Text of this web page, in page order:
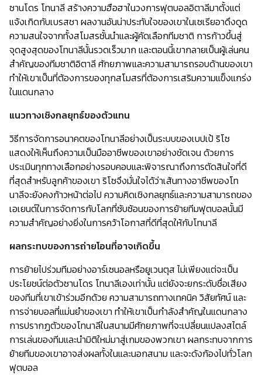
ซานโดร โทนาลี สร้างความฮือฮาในวงการฟุตบอลอิตาลีมาตั้งแต่
แจ้งเกิดกับเบรสชา ผลงานอันน่าประทับใจของเขาในเซเรียอาดึงดูด
ความสนใจจากทั้งสโมสรชั้นนำและผู้คัดเลือกทีมชาติ การก้าวขึ้นสู่
จุดสูงสุดของโทนาลีนั้นรวดเร็วมาก และตอนนี้เขากลายเป็นผู้เล่นคน
สำคัญของทีมชาติอิตาลี ศักยภาพและความสามารถรอบด้านของเขา
ทำให้เขาเป็นที่ต้องการของทุกสโมสรที่ต้องการเสริมความแข็งแกร่ง
ในแดนกลาง
แนวทางเชิงกลยุทธ์ของตัวแทน
วิธีการจัดการอนาคตของโทนาลีอย่างเป็นระบบของเบปเป้ ริโซ
แสดงให้เห็นถึงความเป็นมืออาชีพของเขาอย่างชัดเจน ด้วยการ
ประเมินทุกทางเลือกอย่างรอบคอบและพิจารณาถึงการตัดสินใจที่ดี
ที่สุดสำหรับลูกค้าของเขา ริโซจึงมั่นใจได้ว่าเส้นทางอาชีพของโท
นาลีจะยังคงก้าวหน้าต่อไป ความคิดเชิงกลยุทธ์และความสามารถของ
เอเยนต์ในการจัดการกับโลกที่ซับซ้อนของการย้ายทีมฟุตบอลนั้นมี
ความสำคัญอย่างยิ่งในการคว้าโอกาสที่ดีที่สุดให้กับโทนาลี
ผลกระทบของการถ่ายโอนที่อาจเกิดขึ้น
การย้ายไปร่วมทีมอย่างอาร์เซนอลหรือยูเวนตุส ไม่เพียงแต่จะเป็น
ประโยชน์ต่อตัวซานโดร โทนาลีเองเท่านั้น แต่ยังจะยกระดับชื่อเสียง
ของทีมที่เขาเข้าร่วมอีกด้วย ความสามารถทางเทคนิค วิสัยทัศน์ และ
การจ่ายบอลที่แม่นยำของเขา ทำให้เขาเป็นกำลังสำคัญในแดนกลาง
การปรากฏตัวของโทนาลีในสนามมีศักยภาพที่จะเปลี่ยนแปลงสไตล์
การเล่นของทีมและนำมิติใหม่มาสู่เกมของพวกเขา ผลกระทบจากการ
ย้ายทีมของเขาอาจส่งผลทั้งในและนอกสนาม และจะดังก้องไปทั่วโลก
ฟุตบอล